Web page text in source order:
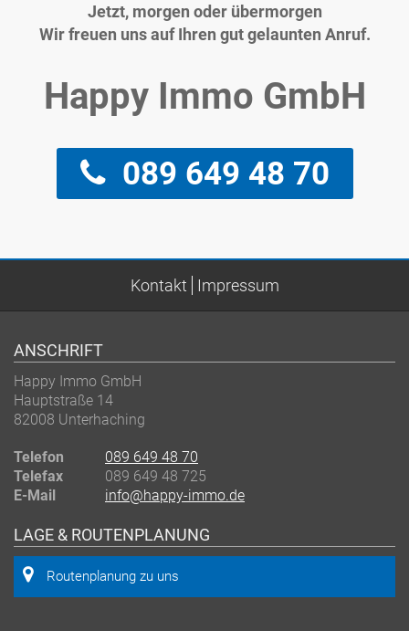
Jetzt, morgen oder übermorgen
Wir freuen uns auf Ihren gut gelaunten Anruf.
Happy Immo GmbH
089 649 48 70
Kontakt Impressum
ANSCHRIFT
Happy Immo GmbH
Hauptstraße 14
82008 Unterhaching
Telefon
089 649 48 70
Telefax
089 649 48 725
E-Mail
info@happy-immo.de
LAGE & ROUTENPLANUNG
Routenplanung zu uns